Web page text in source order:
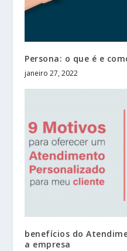
Persona: o que é e
janeiro 27, 2022
benefícios do
a empresa